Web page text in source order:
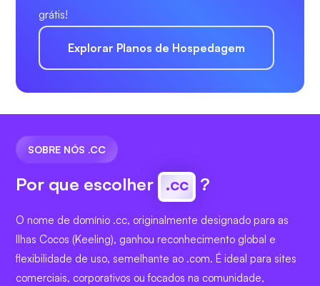
grátis!
Explorar Planos de Hospedagem
SOBRE NÓS .CC
Por que escolher .cc ?
O nome de domínio .cc, originalmente designado para as
Ilhas Cocos (Keeling), ganhou reconhecimento global e
flexibilidade de uso, semelhante ao .com. É ideal para sites
comerciais, corporativos ou focados na comunidade,